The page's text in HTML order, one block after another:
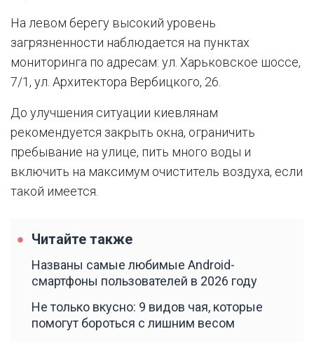
На левом берегу высокий уровень
загрязненности наблюдается на пунктах
мониторинга по адресам: ул. Харьковское шоссе,
7/1, ул. Архитектора Вербицкого, 26.
До улучшения ситуации киевлянам
рекомендуется закрыть окна, ограничить
пребывание на улице, пить много воды и
включить на максимум очиститель воздуха, если
такой имеется.
Читайте также
Названы самые любимые Android-
смартфоны пользователей в 2026 году
Не только вкусно: 9 видов чая, которые
помогут бороться с лишним весом